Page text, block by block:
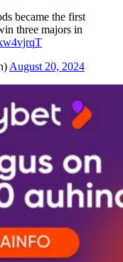
became the first
three majors in
August 20, 2024